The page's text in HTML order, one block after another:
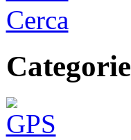
Cerca
Categorie